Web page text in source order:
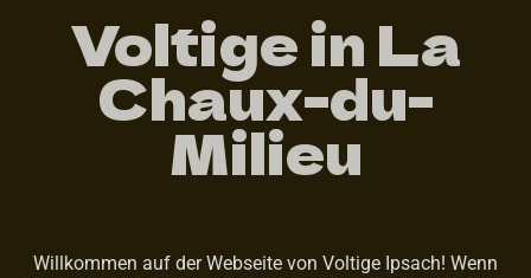
Voltige in La
Chaux-du-
Milieu
Willkommen auf der Webseite von Voltige Ipsach! Wenn